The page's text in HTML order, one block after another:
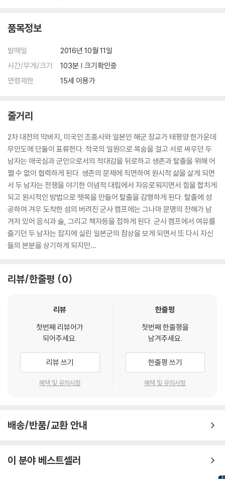
게 여겨질 정도다. 이후 그들은 다시는 함께 작업하지 않았다. 미후네는 세
영화 「레드 썬(1971)」에서 서부의 사무라이 연기를 보여 주었으며, 「미드
웨이(1976)」에서는 적군의 해군 장교를, 미니시리즈 「쇼군(1980)」에서
는 영주 역으로 봉건시대 일본을 구현했다.
"미후네는 이전까지 내가 일본 영화계에서 발견한 적 없는 종류의 재능을
지니고 있었다. 그것은 그가 자신을 표현하는 깜짝 놀랄 만한 속도였다. 보
통 일본배우들은 필름을 3미터는 써야 한 가지 인상을 전달할 수 있는데,
미후네는 1미터면 충분했다. 그는 워낙 빨라서 평범한 배우들에게는 세 동
작이 필요한 행동도 단 한 번의 움직임으로 표현하곤 했다. 모든 것을 직선
적이고 과감하게 쏟아냈고, 그의 타이밍 감각은 내가 본 일본 배우 중 가장
예리했다. 그리고 이렇게 민첩하면서도 놀랍도록 섬세한 감수성까지 갖추
고 있었다.
감독
존 부어맨
시작해, 50여편 이상의 다큐멘타리 영화들을 만들었다. 음악 영화 <위험
포인트 블랭크>를 만들어 국제적인 감독으로 부상했다. 아카데미 작품상,
감독상 후보에 올랐던 존 보이트 주연의 <서바이벌 게임(Deliverance)>
(72)은 카누 여행을 떠난 주인공이 겪는 악몽같은 사건을 그린 영화로 공
포영화 이상의 효과를 선사하면서 그의 대표작이 되었다. 아일랜드의 마술
적 풍경을 배경으로 한 미래의 판타지 영화 숀 코네리 주연의 <혹성 탈출
(Zardoz)>(74), 2차 대전중 자신의 어린 시절을 그린 <희망과 영광(Ho
(98)이 있다.
디오가 있는 마을에서 성장하며 영화에 대한 열정을 자연스럽게 키워온 존
품목정보
발매일
2016년 10월 11일
시간/무게/크기
103분 | 크기확인중
연령제한
15세 이용가
줄거리
2차 대전의 막바지, 미국인 조종사와 일본인 해군 장교가 태평양 한가운데
무인도에 단둘이 표류한다. 적국의 일원으로 목숨을 걸고 서로 싸우던 두
남자는 애국심과 군인으로서의 적대감을 뒤로하고 생존과 탈출을 위해 어
쩔 수 없이 협력하게 된다. 생존의 문제에 직면하여 원시적 삶을 살게 되면
서 두 남자는 전쟁을 야기한 이념적 대립에서 자유로워지면서 힘을 합치게
되고 원시적인 방법으로 뗏목을 만들어 탈출을 감행하게 된다. 탈출에 성
공하여 겨우 도착한 섬의 버려진 군사 캠프에는 그나마 문명의 잔해가 남
겨저 있어 음식과 술, 그리고 책자등을 접하게 된다. 군사 캠프에서 여유를
즐기던 두 남자는 잡지에 실린 일본군의 참상을 보게 되면서 또 다시 자신
들의 본분을 상기하게 되지만…
리뷰/한줄평 0
리뷰
첫번째 리뷰어가
되어주세요.
리뷰 쓰기
혜택 및 유의사항
한줄평
첫번째 한줄평을
남겨주세요.
한줄평 쓰기
혜택 및 유의사항
배송/반품/교환 안내
이 분야 베스트셀러